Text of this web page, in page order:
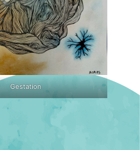
Gestation